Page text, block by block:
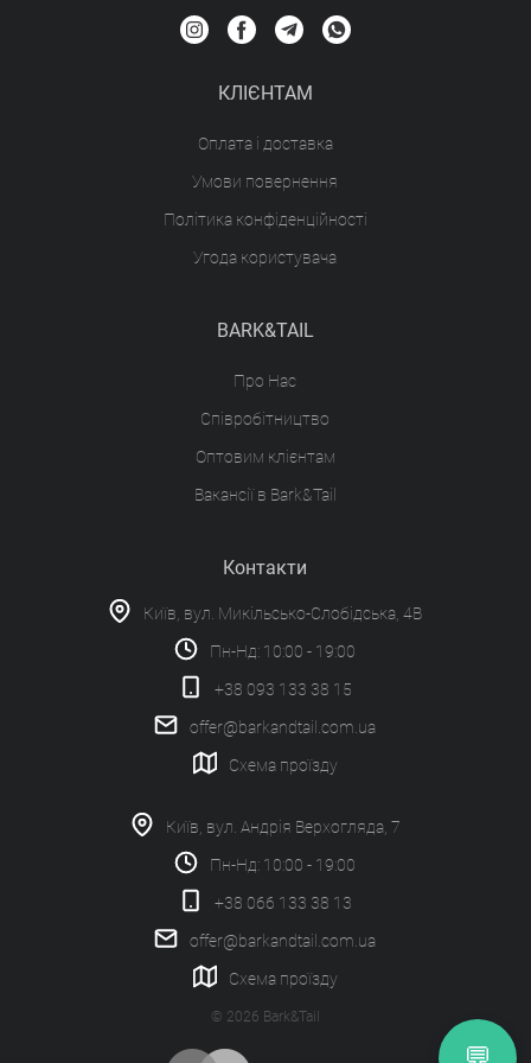
КЛІЄНТАМ
Оплата і доставка
Умови повернення
Політика конфіденційності
Угода користувача
BARK&TAIL
Про Нас
Співробітництво
Оптовим клієнтам
Вакансії в Bark&Tail
Контакти
Київ, вул. Микільсько-Слобідська, 4В
Пн-Нд: 10:00 - 19:00
+38 093 133 38 15
offer@barkandtail.com.ua
Схема проїзду
Київ, вул. Андрія Верхогляда, 7
Пн-Нд: 10:00 - 19:00
+38 066 133 38 13
offer@barkandtail.com.ua
Схема проїзду
© 2026 Bark&Tail